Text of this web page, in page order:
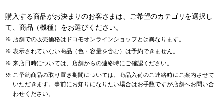
購入する商品がお決まりのお客さまは、ご希望のカテゴリを選択し
て、商品（機種）をお選びください。
店舗での販売価格はドコモオンラインショップとは異なります。
表示されていない商品（色・容量を含む）は予約できません。
来店日時については、店舗からの連絡時にご確認ください。
ご予約商品の取り置き期間については、商品入荷のご連絡時にご案内させて
いただきます。事前にお知りになりたい場合はお手数ですが店舗へお問い合
わせください。